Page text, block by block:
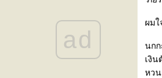
นิยายอดีตรักเหมืองป่า บทที่ 32
นิยายอดีตรักเหมืองป่า บทที่ 31
นิยายอดีตรักเหมืองป่า บทที่ 30
ad
ผม
นก
เงิ
หวน